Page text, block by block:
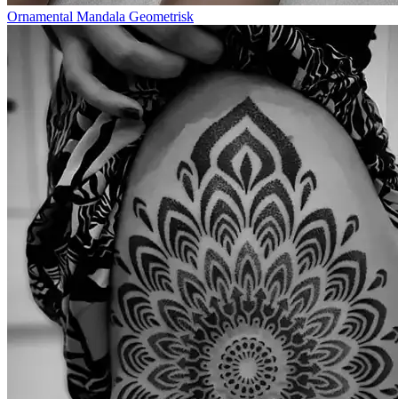
Ornamental Mandala Geometrisk